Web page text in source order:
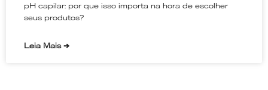
pH capilar: por que isso importa na hora de escolher
seus produtos?
Leia Mais ➔